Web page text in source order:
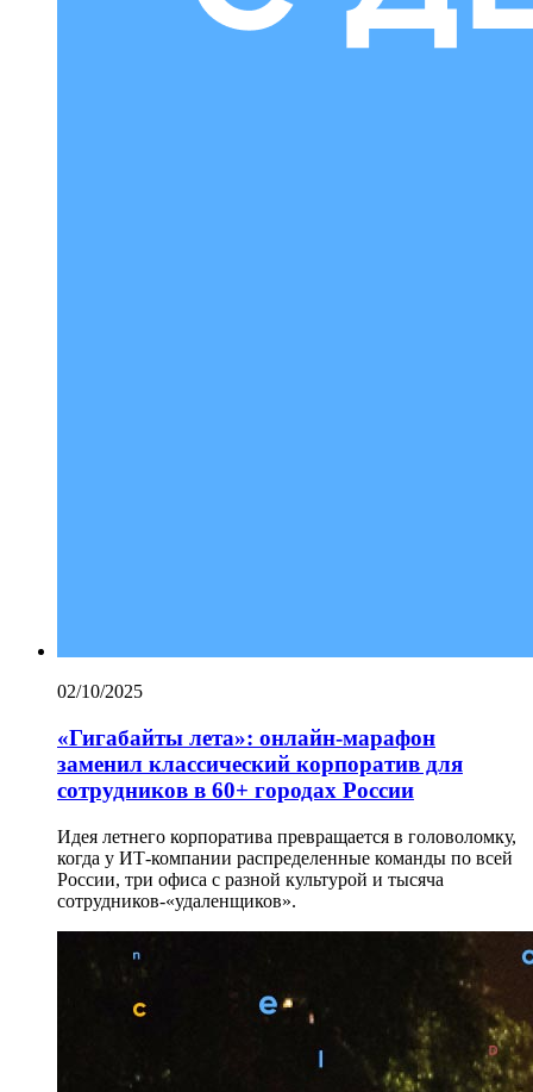
02/10/2025
«Гигабайты лета»: онлайн-марафон
заменил классический корпоратив для
сотрудников в 60+ городах России
Идея летнего корпоратива превращается в головоломку,
когда у ИТ-компании распределенные команды по всей
России, три офиса с разной культурой и тысяча
сотрудников-«удаленщиков».